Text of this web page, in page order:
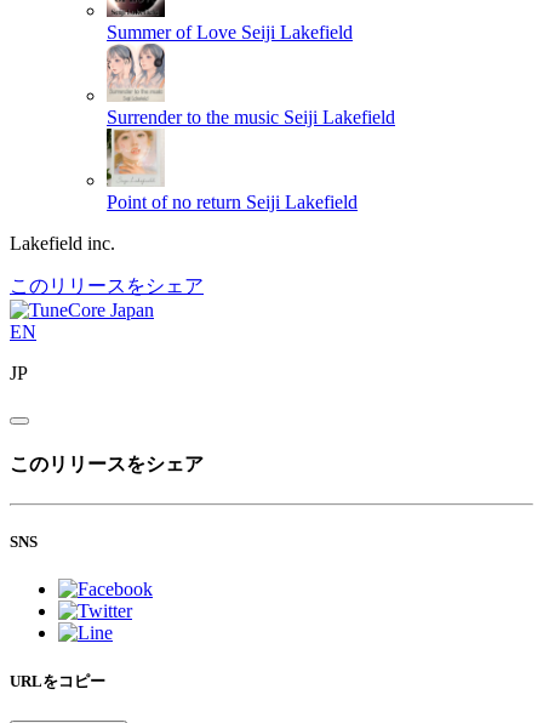
Summer of Love Seiji Lakefield
Surrender to the music Seiji Lakefield
Point of no return Seiji Lakefield
Lakefield inc.
このリリースをシェア
EN
JP
このリリースをシェア
SNS
URLをコピー